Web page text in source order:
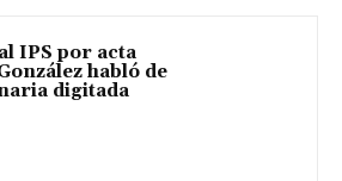
IPS por acta
habló de
digitada